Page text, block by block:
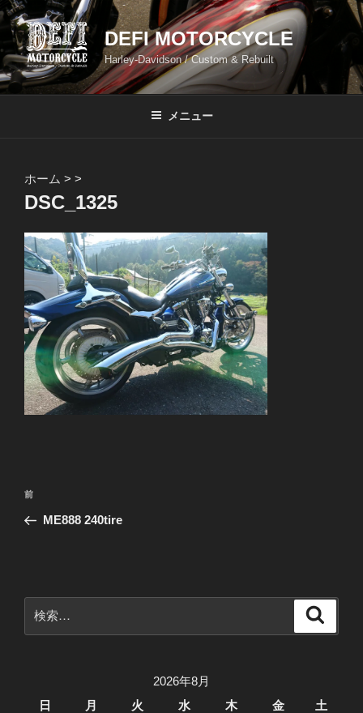
コ
ン
テ
ン
ツ
DEFI MOTORCYCLE
Harley-Davidson / Custom & Rebuilt
メニュー
ホーム > >
DSC_1325
投
ナ
ー
シ
前
の
前
ME888 240tire
索:
2026年8月
日
月 火 水 木 金 土